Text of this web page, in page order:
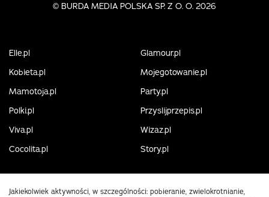
© BURDA MEDIA POLSKA SP. Z O. O. 2026
Elle.pl
Glamour.pl
Kobieta.pl
Mojegotowanie.pl
Mamotoja.pl
Party.pl
Polki.pl
Przyslijprzepis.pl
Viva.pl
Wizaz.pl
Cocolita.pl
Story.pl
Jakiekolwiek aktywności, w szczególności: pobieranie, zwielokrotnianie,